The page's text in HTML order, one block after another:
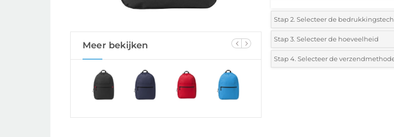
Meer bekijken
Stap 2. Selecteer de
*Selecteer de bedrukking en kleuren van
1 Kleur (Voorkant)
Stap 3. Selecteer de hoeveelheid
*Selecteer uit de lijst of voeg het
Stap 4. Selecteer de